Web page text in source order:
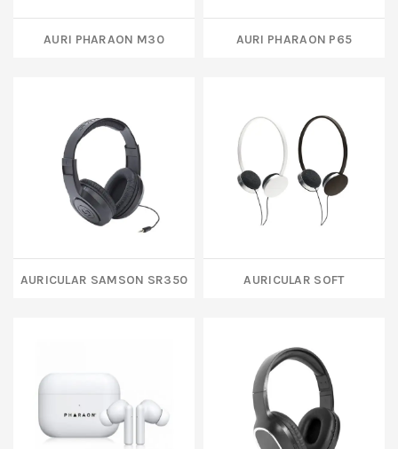
AURI PHARAON M30 AURI PHARAON P65
AURICULAR SAMSON SR350 AURICULAR SOFT